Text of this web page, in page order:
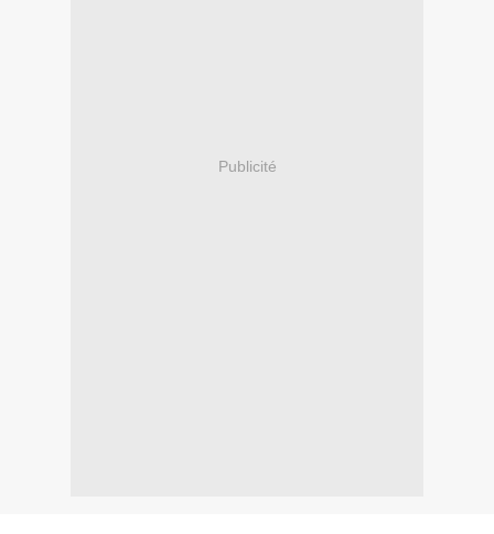
Publicité